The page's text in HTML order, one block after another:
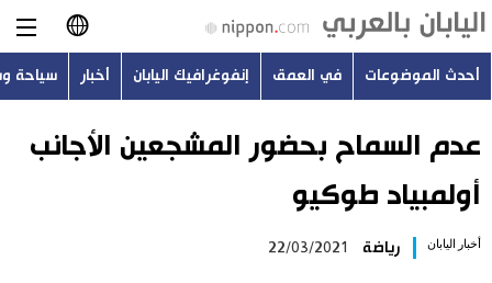
日本語
English
أحدث الموضوعات
أحدث الموضوعات في العمق إنفوغرافيك اليابان أخبار سياحة
عدم السماح بحضور المشجعين الأجانب
أولمبياد طوكيو
أخبار اليابان رياضة 22/03/2021